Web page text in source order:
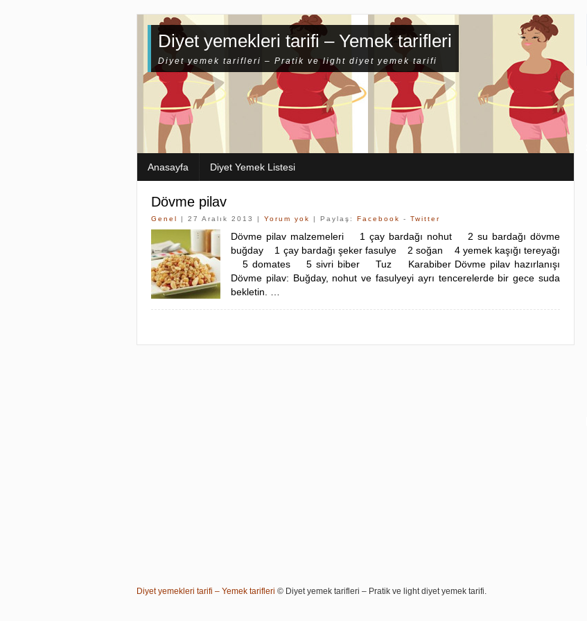
Diyet yemekleri tarifi – Yemek tarifleri
Diyet yemek tarifleri – Pratik ve light diyet yemek tarifi
Anasayfa Diyet Yemek Listesi
Dövme pilav
Genel | 27 Aralık 2013 | Yorum yok | Paylaş: Facebook - Twitter
Dövme pilav malzemeleri 1 çay bardağı nohut 2 su bardağı dövme
buğday 1 çay bardağı şeker fasulye 2 soğan 4 yemek kaşığı tereyağı
5 domates 5 sivri biber Tuz Karabiber Dövme pilav hazırlanışı
Dövme pilav: Buğday, nohut ve fasulyeyi ayrı tencerelerde bir gece suda
bekletin. …
Diyet yemekleri tarifi – Yemek tarifleri © Diyet yemek tarifleri – Pratik ve light diyet yemek tarifi.